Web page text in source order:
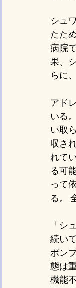
シュ
たた
病院
果、
らに
アド
いる
い取
収さ
れて
る可
って
る。
「シ
続い
ポン
態は
機能